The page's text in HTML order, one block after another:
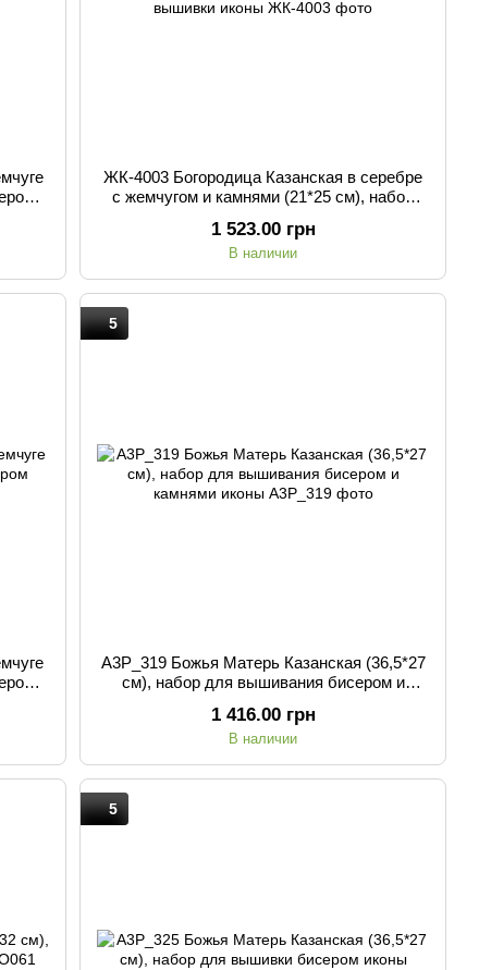
ЖК-4003 Богородица Казанская в серебре
с жемчугом и камнями (21*25 см), набор
1 523.00 грн
В наличии
5
А3Р_319 Божья Матерь Казанская (36,5*27
см), набор для вышивания бисером и
1 416.00 грн
В наличии
5